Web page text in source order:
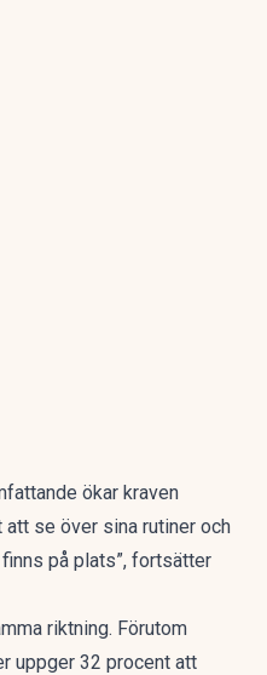
ökar kraven
se över sina rutiner och
på plats”, fortsätter
riktning. Förutom
uppger 32 procent att